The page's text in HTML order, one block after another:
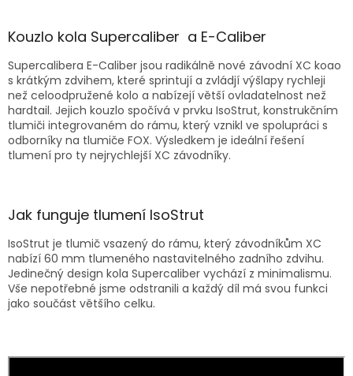
Kouzlo kola Supercaliber a E-Caliber
Supercalibera E-Caliber jsou radikálně nové závodní XC koao
s krátkým zdvihem, které sprintují a zvládjí výšlapy rychleji
než celoodpružené kolo a nabízejí větší ovladatelnost než
hardtail. Jejich kouzlo spočívá v prvku IsoStrut, konstrukčním
tlumiči integrovaném do rámu, který vznikl ve spolupráci s
odborníky na tlumiče FOX. Výsledkem je ideální řešení
tlumení pro ty nejrychlejší XC závodníky.
Jak funguje tlumení IsoStrut
IsoStrut je tlumič vsazený do rámu, který závodníkům XC
nabízí 60 mm tlumeného nastavitelného zadního zdvihu.
Jedinečný design kola Supercaliber vychází z minimalismu.
Vše nepotřebné jsme odstranili a každý díl má svou funkci
jako součást většího celku.